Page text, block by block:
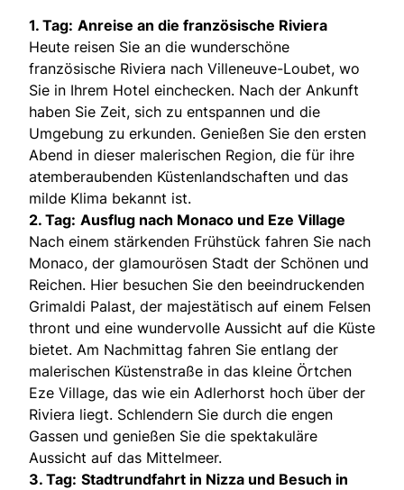
1. Tag: Anreise an die französische Riviera
Heute reisen Sie an die wunderschöne
französische Riviera nach Villeneuve-Loubet, wo
Sie in Ihrem Hotel einchecken. Nach der Ankunft
haben Sie Zeit, sich zu entspannen und die
Umgebung zu erkunden. Genießen Sie den ersten
Abend in dieser malerischen Region, die für ihre
atemberaubenden Küstenlandschaften und das
milde Klima bekannt ist.
2. Tag: Ausflug nach Monaco und Eze Village
Nach einem stärkenden Frühstück fahren Sie nach
Monaco, der glamourösen Stadt der Schönen und
Reichen. Hier besuchen Sie den beeindruckenden
Grimaldi Palast, der majestätisch auf einem Felsen
thront und eine wundervolle Aussicht auf die Küste
bietet. Am Nachmittag fahren Sie entlang der
malerischen Küstenstraße in das kleine Örtchen
Eze Village, das wie ein Adlerhorst hoch über der
Riviera liegt. Schlendern Sie durch die engen
Gassen und genießen Sie die spektakuläre
Aussicht auf das Mittelmeer.
3. Tag: Stadtrundfahrt in Nizza und Besuch in